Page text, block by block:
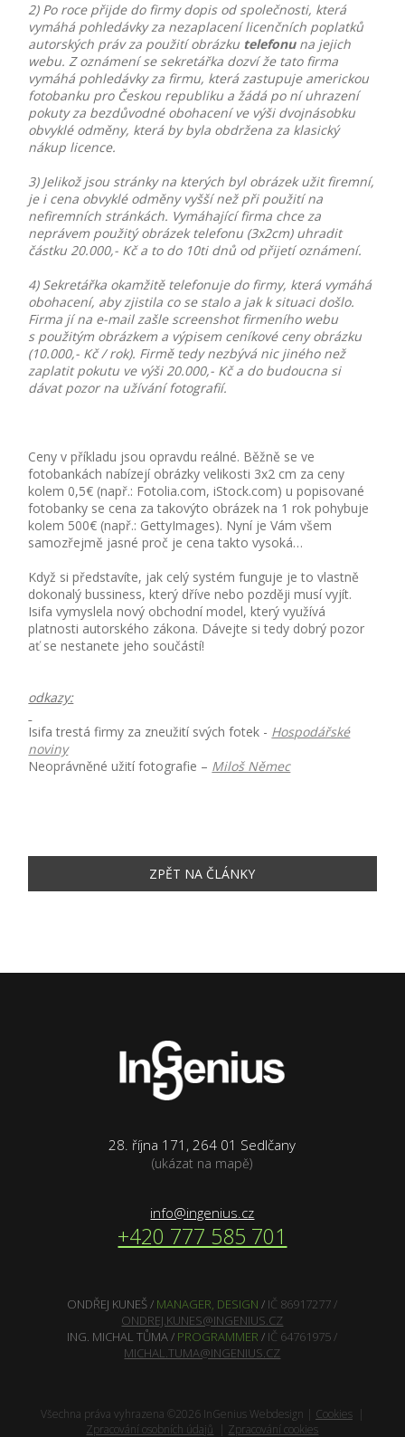
2) Po roce přijde do firmy dopis od společnosti, která
vymáhá pohledávky za nezaplacení licenčních poplatků
autorských práv za použití obrázku telefonuna jejich
webu. Z oznámení se sekretářka dozví že tato firma
vymáhá pohledávky za firmu, která zastupuje americkou
fotobanku pro Českou republiku a žádá po ní uhrazení
pokuty za bezdůvodné obohacení ve výši dvojnásobku
obvyklé odměny, která by byla obdržena za klasický
nákup licence.
3) Jelikož jsou stránky na kterých byl obrázek užit firemní,
je i cena obvyklé odměny vyšší než při použití na
nefiremních stránkách. Vymáhající firma chce za
neprávem použitý obrázek telefonu (3x2cm) uhradit
částku 20.000,- Kč a to do 10ti dnů od přijetí oznámení.
4) Sekretářka okamžitě telefonuje do firmy, která vymáhá
obohacení, aby zjistila co se stalo a jak k situaci došlo.
Firma jí na e-mail zašle screenshot firmeního webu
s použitým obrázkem a výpisem ceníkové ceny obrázku
(10.000,- Kč / rok). Firmě tedy nezbývá nic jiného než
zaplatit pokutu ve výši 20.000,- Kč a do budoucna si
dávat pozor na užívání fotografií.
Ceny v příkladu jsou opravdu reálné. Běžně se ve
fotobankách nabízejí obrázky velikosti 3x2 cm za ceny
kolem 0,5€ (např.: Fotolia.com, iStock.com) u popisované
fotobanky se cena za takovýto obrázek na 1 rok pohybuje
kolem 500€ (např.: GettyImages). Nyní je Vám všem
samozřejmě jasné proč je cena takto vysoká…
Když si představíte, jak celý systém funguje je to vlastně
dokonalý bussiness, který dříve nebo později musí vyjít.
Isifa vymyslela nový obchodní model, který využívá
platnosti autorského zákona. Dávejte si tedy dobrý pozor
ať se nestanete jeho součástí!
odkazy:
Isifa trestá firmy za zneužití svých fotek - Hospodářské
noviny
Neoprávněné užití fotografie – Miloš Němec
ZPĚT NA ČLÁNKY
28. října 171, 264 01 Sedlčany
(ukázat na mapě)
info@ingenius.cz
+420 777 585 701
ONDŘEJ KUNEŠ / MANAGER, DESIGN / IČ 86917277 /
ONDREJ.KUNES@INGENIUS.CZ
ING. MICHAL TŮMA / PROGRAMMER / IČ 64761975 /
MICHAL.TUMA@INGENIUS.CZ
Všechna práva vyhrazena © 2026 InGenius Webdesign | Cookies|
Zpracování osobních údajů | Zpracování cookies